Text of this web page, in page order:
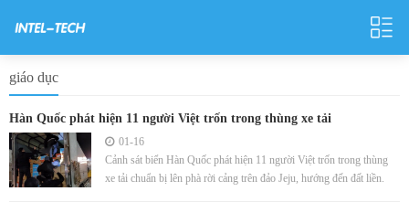
giáo dục
Hàn Quốc phát hiện 11 người Việt trốn trong thùng xe tải
01-16
Cảnh sát biển Hàn Quốc phát hiện 11 người Việt trốn trong thùng
xe tải chuẩn bị lên phà rời cảng trên đảo Jeju, hướng đến đất liền.